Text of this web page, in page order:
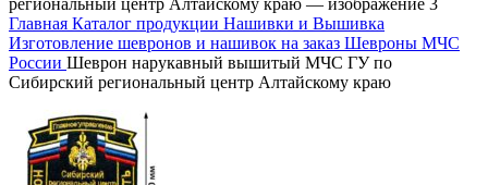
Главная Каталог продукции Нашивки и Вышивка
Изготовление шевронов и нашивок на заказ Шевроны МЧС
России Шеврон нарукавный вышитый МЧС ГУ по
Сибирский региональный центр Алтайскому краю